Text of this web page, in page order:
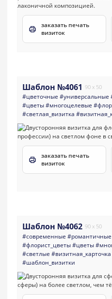
заказать печать
визиток
Шаблон №4061 90 x 50
#цветочные #универсальные
#цветы#многоцелевые
#светлая_визитка
заказать печать
визиток
Шаблон №4062 90 x 50
#современные #романтичные
#флорист_цветы#цветы
#светлые #визитная_карточка
#шаблон_визитки